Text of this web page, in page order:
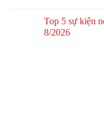
Top 5 sự kiện
8/2026